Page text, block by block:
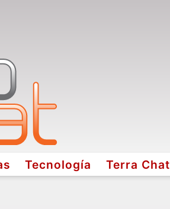
Tecnología Terra Chat